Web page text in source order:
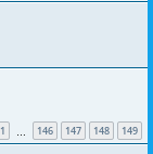
1 146 147 148 149